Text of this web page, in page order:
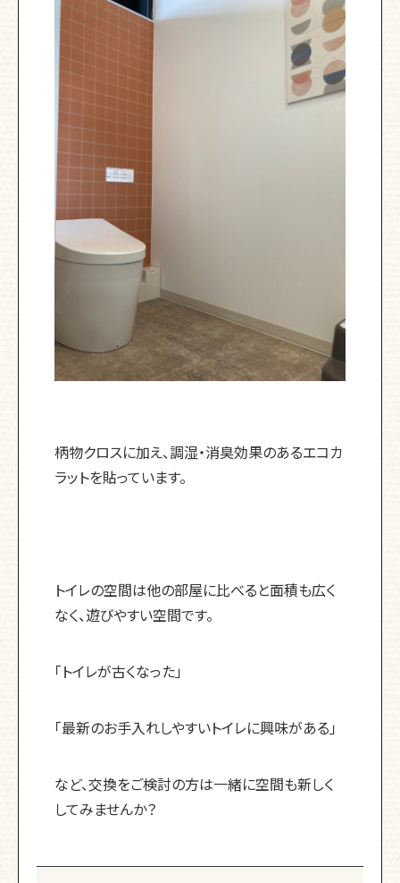
柄物クロスに加え、調湿・消臭効果のあるエコカ
ラットを貼っています。
トイレの空間は他の部屋に比べると面積も広く
なく、遊びやすい空間です。
「トイレが古くなった」
「最新のお手入れしやすいトイレに興味がある」
など、交換をご検討の方は一緒に空間も新しく
してみませんか？